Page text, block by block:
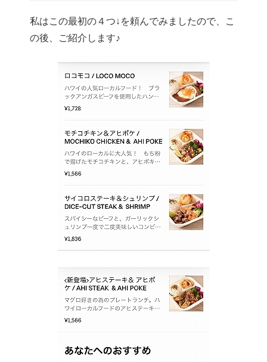
私はこの最初の４つ↓を頼んでみましたので、こ
の後、ご紹介します♪